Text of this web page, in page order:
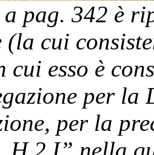
a pag. 342 è
(la cui
cui esso è
per la
per la
H 2 I” nella